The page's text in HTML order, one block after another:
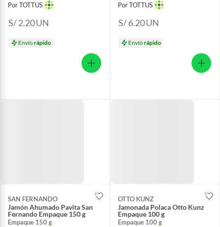
Por TOTTUS
S/ 2.20UN
Envíorápido
Por TOTTUS
S/ 6.20UN
Envíorápido
SAN FERNANDO
Jamón Ahumado Pavita San
Fernando Empaque 150 g
Empaque 150 g
OTTO KUNZ
Jamonada Polaca Otto Kunz
Empaque 100 g
Empaque 100 g